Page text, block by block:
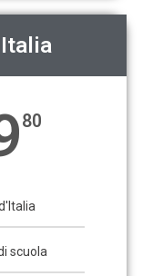
80
scuola